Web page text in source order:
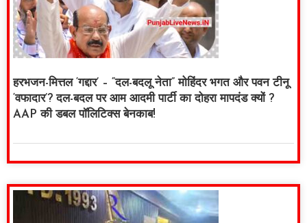
हरभजन-मित्तल ‘गद्दार’ – “दल-बदलू नेता” मोहिंदर भगत और पवन टीनू
‘वफादार’? दल-बदल पर आम आदमी पार्टी का दोहरा मापदंड क्यों ?
AAP की डबल पॉलिटिक्स बेनकाब!